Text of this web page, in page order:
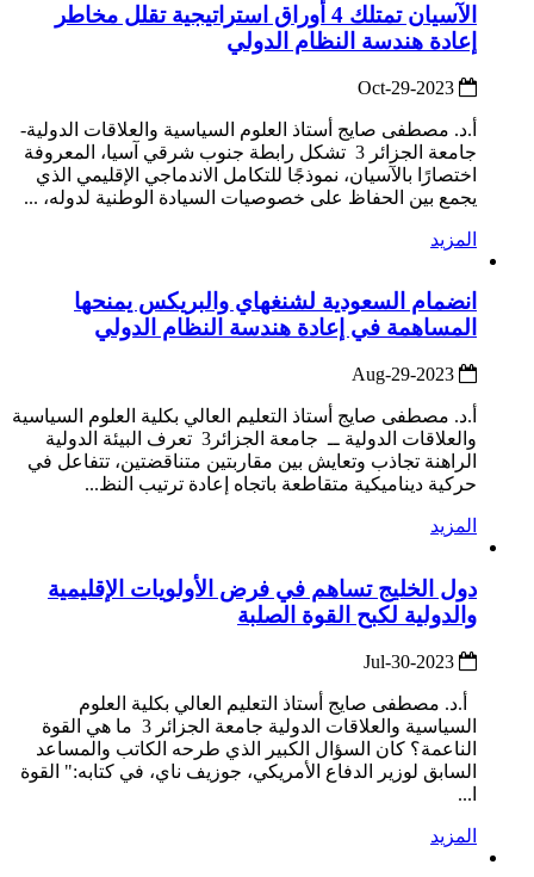
الآسيان تمتلك 4 أوراق استراتيجية تقلل مخاطر
إعادة هندسة النظام الدولي
أ.د. مصطفى صايج أستاذ العلوم السياسية والعلاقات الدولية-
جامعة الجزائر 3 تشكل رابطة جنوب شرقي آسيا، المعروفة
اختصارًا بالآسيان، نموذجًا للتكامل الاندماجي الإقليمي الذي
يجمع بين الحفاظ على خصوصيات السيادة الوطنية لدوله، ...
المزيد
انضمام السعودية لشنغهاي والبريكس يمنحها
المساهمة في إعادة هندسة النظام الدولي
أ.د. مصطفى صايج أستاذ التعليم العالي بكلية العلوم السياسية
والعلاقات الدولية ــ جامعة الجزائر3 تعرف البيئة الدولية
الراهنة تجاذب وتعايش بين مقاربتين متناقضتين، تتفاعل في
حركية ديناميكية متقاطعة باتجاه إعادة ترتيب النظ...
المزيد
دول الخليج تساهم في فرض الأولويات الإقليمية
والدولية لكبح القوة الصلبة
أ.د. مصطفى صايج أستاذ التعليم العالي بكلية العلوم
السياسية والعلاقات الدولية جامعة الجزائر 3 ما هي القوة
الناعمة؟ كان السؤال الكبير الذي طرحه الكاتب والمساعد
السابق لوزير الدفاع الأمريكي، جوزيف ناي، في كتابه:" القوة
ا...
المزيد